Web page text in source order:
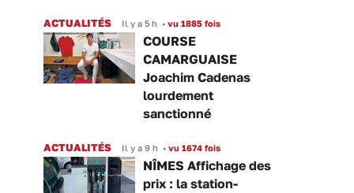
ACTUALITÉS Il y a 5 h • vu 1885 fois
COURSE
CAMARGUAISE
Joachim Cadenas
lourdement
sanctionné
ACTUALITÉS Il y a 9 h • vu 1674 fois
NÎMES Affichage des
prix : la station-